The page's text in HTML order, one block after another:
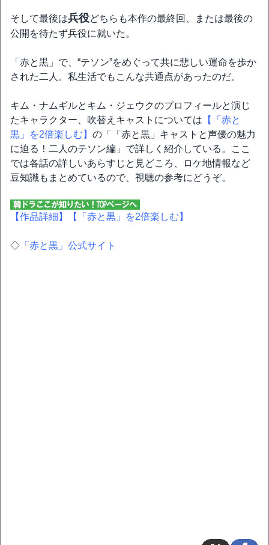
そして最後は兵役どちらも本作の最終回、または最後の
公開を待たず兵役に就いた。
「赤と黒」で、“テソン”をめぐって共に悲しい運命を歩か
された二人。私生活でもこんな共通点があったのだ。
キム・ナムギルとキム・ジェウクのプロフィールと演じ
たキャラクター、吹替えキャストについては 【「赤と
黒」を2倍楽しむ】 の「「赤と黒」キャストと声優の魅力
に迫る！二人のテソン編」で詳しく紹介している。ここ
では各話の詳しいあらすじと見どころ、ロケ地情報など
豆知識もまとめているので、視聴の参考にどうぞ。
【作品詳細】 【「赤と黒」を2倍楽しむ】
◇ 「赤と黒」公式サイト